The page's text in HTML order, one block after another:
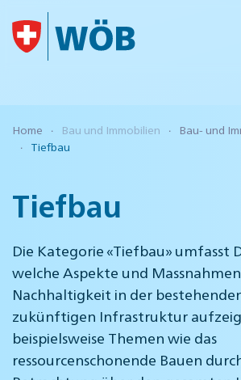
Skip to main content
Home Bau und Immobilien
Bau- und
Tiefbau
Tiefbau
Die Kategorie «Tiefbau» umfasst
welche Aspekte und
Nachhaltigkeit in der
zukünftigen Infrastruktur
beispielsweise Themen wie das
ressourcenschonende Bauen